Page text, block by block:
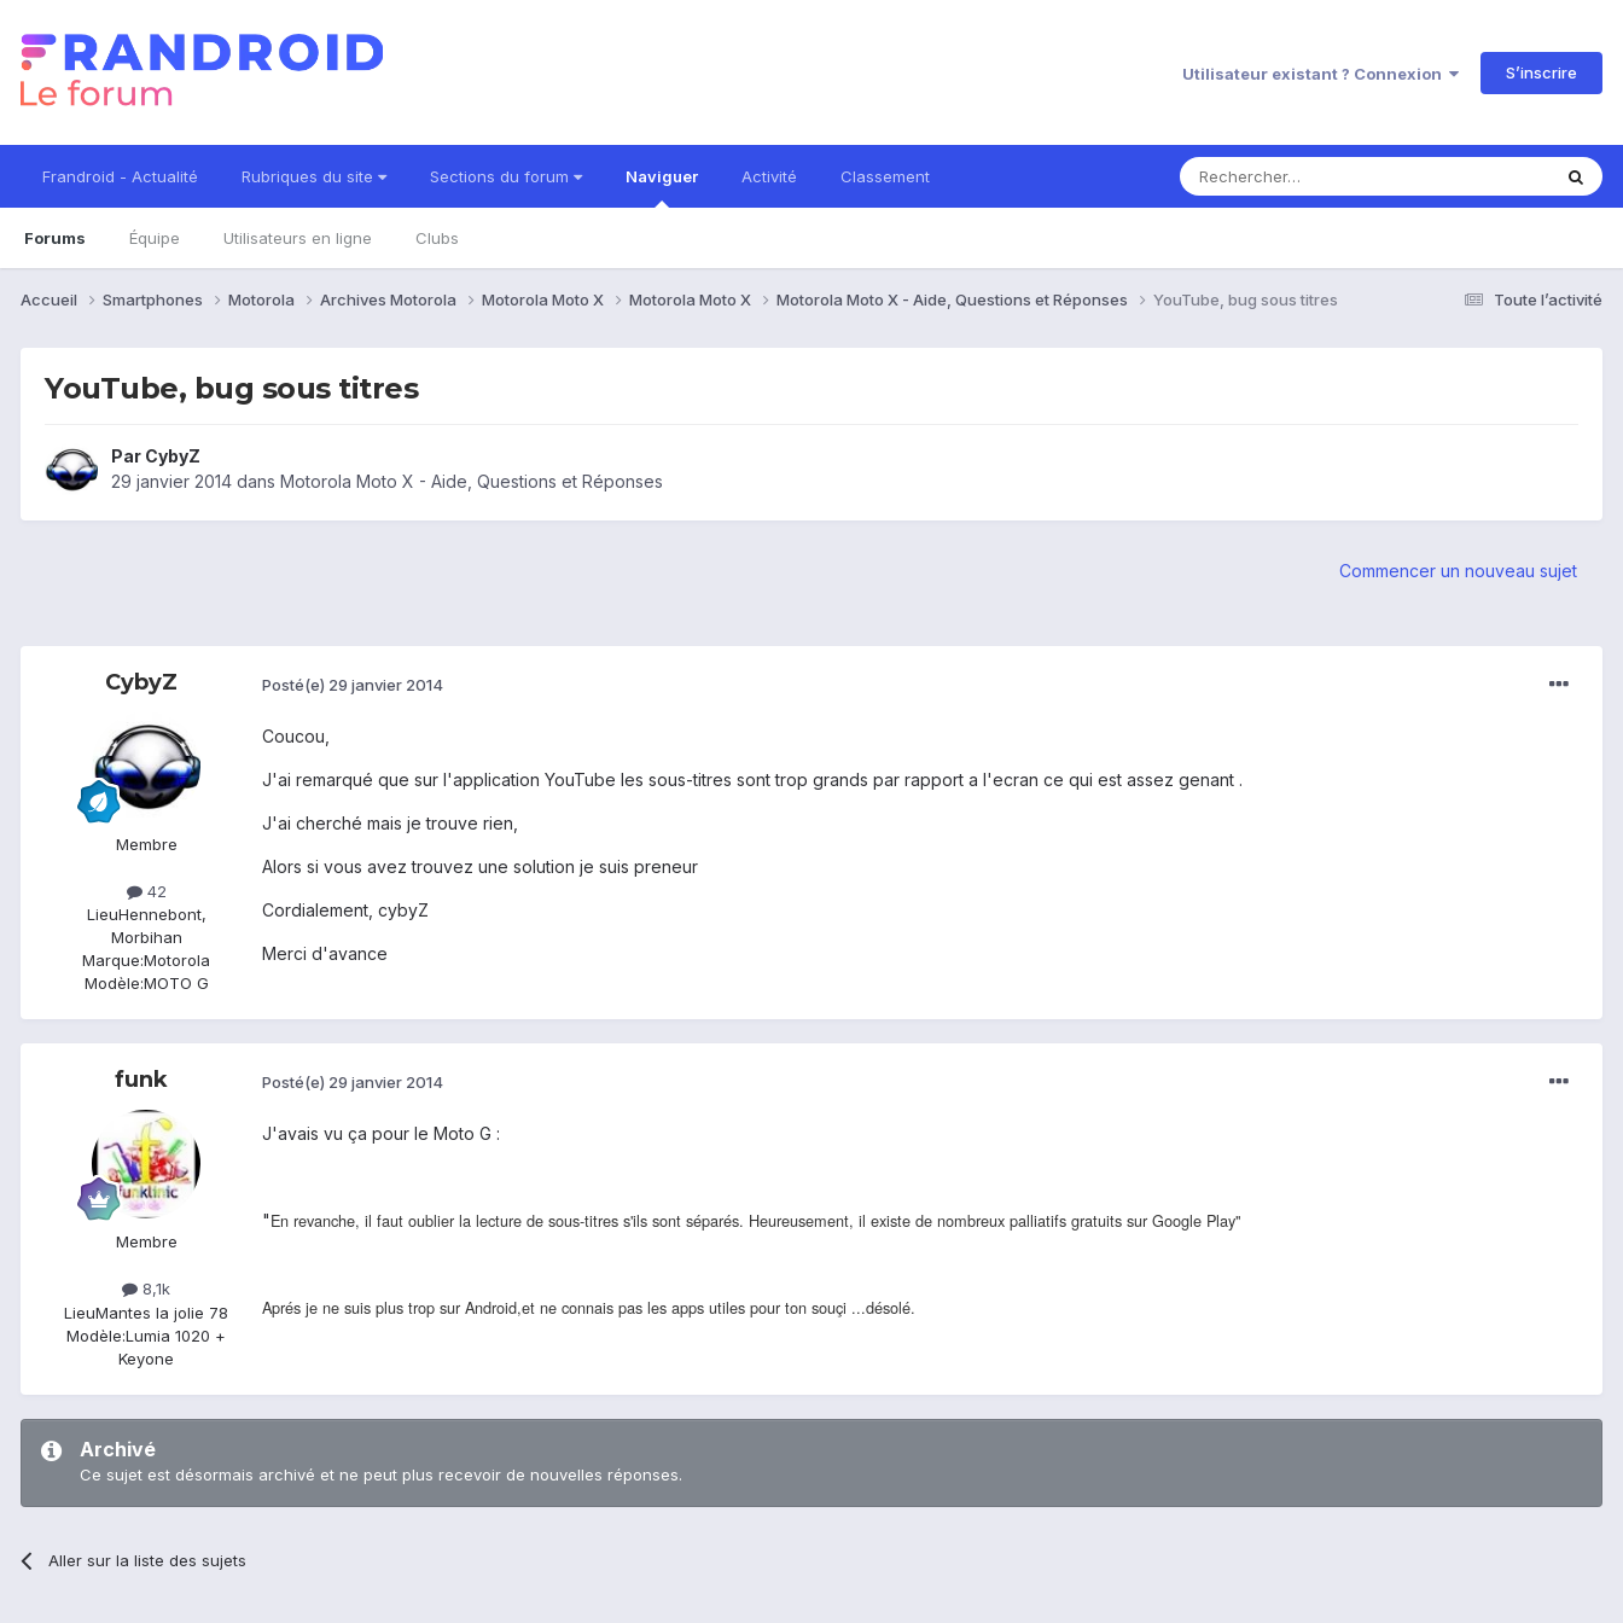
Utilisateur existant ? Connexion S’inscrire
Frandroid - Actualité Rubriques du site Sections du forum Naviguer
Forums Équipe Utilisateurs en ligne Clubs
Activité Classement
Toute l’activité
Accueil Smartphones Motorola Archives Motorola Motorola Moto X Motorola Moto X Motorola Moto X - Aide, Questions et Réponses YouTube, bug sous titres
YouTube, bug sous titres
Par CybyZ
29 janvier 2014 dans Motorola Moto X - Aide, Questions et Réponses
Commencer un nouveau sujet
CybyZ
Membre
42
LieuHennebont,
Morbihan
Marque:Motorola
Modèle:MOTO G
Posté(e) 29 janvier 2014
Coucou,
J'ai remarqué que sur l'application YouTube les sous-titres sont trop grands par rapport a l'ecran ce qui est assez genant .
J'ai cherché mais je trouve rien,
Alors si vous avez trouvez une solution je suis preneur
Cordialement, cybyZ
Merci d'avance
funk
Membre
8,1k
LieuMantes la jolie 78
Modèle:Lumia 1020 +
Keyone
Posté(e) 29 janvier 2014
J'avais vu ça pour le Moto G :
"En revanche, il faut oublier la lecture de sous-titres s'ils sont séparés. Heureusement, il existe de nombreux palliatifs gratuits sur Google Play"
Aprés je ne suis plus trop sur Android,et ne connais pas les apps utiles pour ton souçi ...désolé.
Archivé
Ce sujet est désormais archivé et ne peut plus recevoir de nouvelles réponses.
Aller sur la liste des sujets